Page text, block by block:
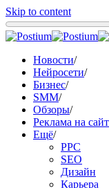
Skip to content
Новости/
Нейросети/
Бизнес/
SMM/
Обзоры/
Реклама на
Ещё/
PPC
SEO
Дизайн
Карьера